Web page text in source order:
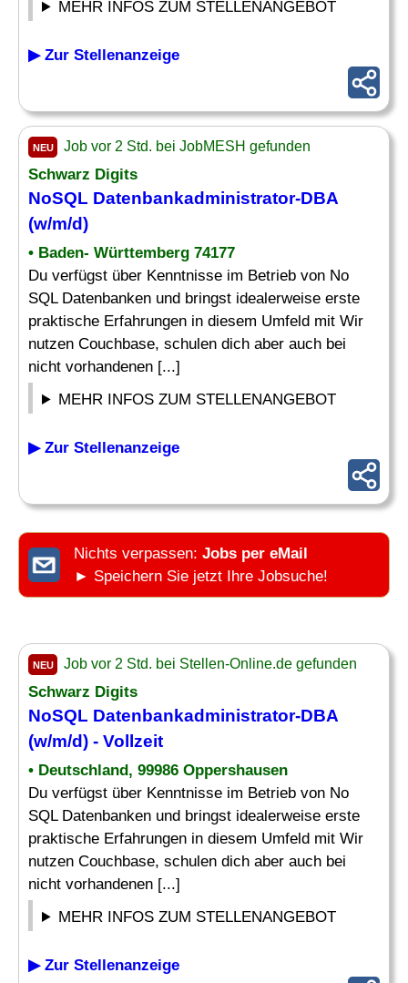
MEHR INFOS ZUM STELLENANGEBOT
▶ Zur Stellenanzeige
NEU Job vor 2 Std. bei JobMESH gefunden
Schwarz Digits
NoSQL Datenbankadministrator-DBA
(w/m/d)
• Baden- Württemberg 74177
Du verfügst über Kenntnisse im Betrieb von No
SQL Datenbanken und bringst idealerweise erste
praktische Erfahrungen in diesem Umfeld mit Wir
nutzen Couchbase, schulen dich aber auch bei
nicht vorhandenen [...]
MEHR INFOS ZUM STELLENANGEBOT
▶ Zur Stellenanzeige
Nichts verpassen: Jobs per eMail
► Speichern Sie jetzt Ihre Jobsuche!
NEU Job vor 2 Std. bei Stellen-Online.de gefunden
Schwarz Digits
NoSQL Datenbankadministrator-DBA
(w/m/d) - Vollzeit
• Deutschland, 99986 Oppershausen
Du verfügst über Kenntnisse im Betrieb von No
SQL Datenbanken und bringst idealerweise erste
praktische Erfahrungen in diesem Umfeld mit Wir
nutzen Couchbase, schulen dich aber auch bei
nicht vorhandenen [...]
MEHR INFOS ZUM STELLENANGEBOT
▶ Zur Stellenanzeige